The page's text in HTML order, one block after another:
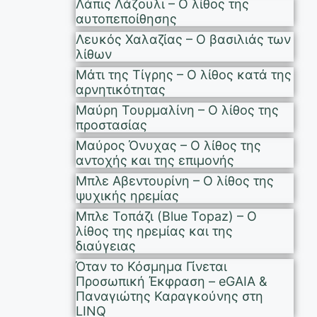
Λάπις Λάζουλι – Ο λίθος της
αυτοπεποίθησης
Λευκός Χαλαζίας – Ο βασιλιάς των
λίθων
Μάτι της Τίγρης – Ο λίθος κατά της
αρνητικότητας
Μαύρη Τουρμαλίνη – Ο λίθος της
προστασίας
Μαύρος Όνυχας – Ο λίθος της
αντοχής και της επιμονής
Μπλε Αβεντουρίνη – Ο λίθος της
ψυχικής ηρεμίας
Μπλε Τοπάζι (Blue Topaz) – Ο
λίθος της ηρεμίας και της
διαύγειας
Όταν το Κόσμημα Γίνεται
Προσωπική Έκφραση – eGAIA &
Παναγιώτης Καραγκούνης στη
LINQ